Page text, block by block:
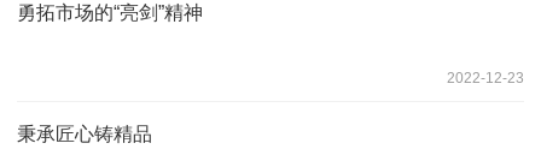
勇拓市场的“亮剑”精神
2022-12-23
秉承匠心铸精品